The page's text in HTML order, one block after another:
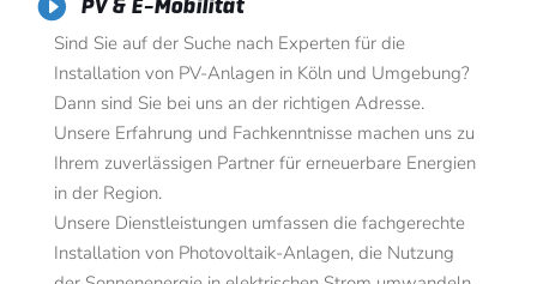
 PV & E-Mobilität
Sind Sie auf der Suche nach Experten für die
Installation von PV-Anlagen in Köln und Umgebung?
Dann sind Sie bei uns an der richtigen Adresse.
Unsere Erfahrung und Fachkenntnisse machen uns zu
Ihrem zuverlässigen Partner für erneuerbare Energien
in der Region.
Unsere Dienstleistungen umfassen die fachgerechte
Installation von Photovoltaik-Anlagen, die Nutzung